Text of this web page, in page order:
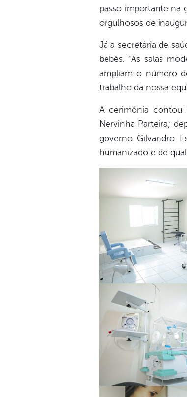
passo importante na
orgulhosos de
Já a secretária de
bebês. “As salas
ampliam o número
trabalho da nossa
A cerimônia contou
Nervinha Parteira;
governo Gilvandro
humanizado e de